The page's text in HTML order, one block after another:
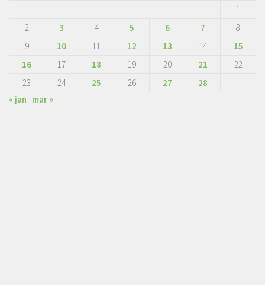
1
2
3 4 5 6 7
8
9
10 11 12 13 14
15
16
17 18 19 20 21
22
23
24 25 26 27
28
« jan mar »